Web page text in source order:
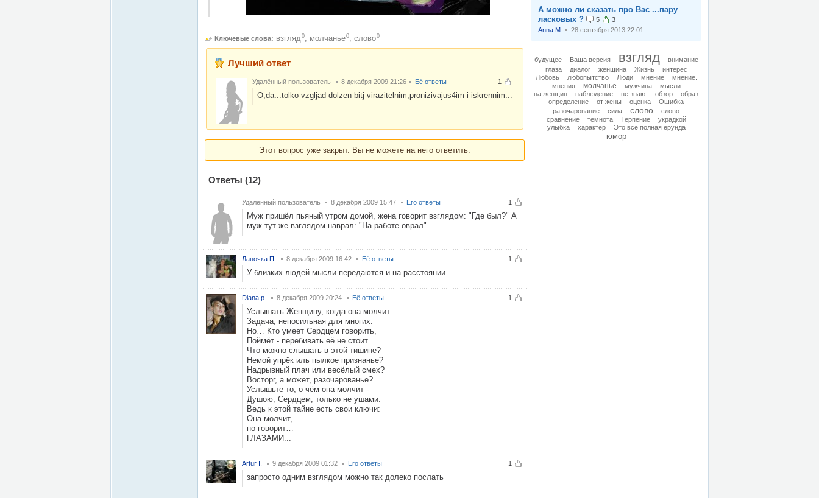
Ключевые слова: взгляд0, молчанье0, словo0
Лучший ответ
1
Удалённый пользователь 8 декабря 2009 21:26 Её ответы
O,da...tolko vzgljad dolzen bitj virazitelnim,pronizivajus4im i iskrennim...
Этот вопрос уже закрыт. Вы не можете на него ответить.
Ответы (12)
1
Удалённый пользователь 8 декабря 2009 15:47 Его ответы
Муж пришёл пьяный утром домой, жена говорит взглядом: "Где был?" А
муж тут же взглядом наврал: "На работе оврал"
1
Ланочка П. 8 декабря 2009 16:42 Её ответы
У близких людей мысли передаются и на расстоянии
1
Diana p. 8 декабря 2009 20:24 Её ответы
Услышать Женщину, когда она молчит…
Задача, непосильная для многих.
Но… Кто умеет Сердцем говорить,
Поймёт - перебивать её не стоит.
Что можно слышать в этой тишине?
Немой упрёк иль пылкое признанье?
Надрывный плач или весёлый смех?
Восторг, а может, разочарованье?
Услышьте то, о чём она молчит -
Душою, Сердцем, только не ушами.
Ведь к этой тайне есть свои ключи:
Она молчит,
но говорит…
ГЛАЗАМИ...
1
Artur I. 9 декабря 2009 01:32 Его ответы
запросто одним взглядом можно так долеко послать
А можно ли сказать про Вас ...пару
ласковых ?
5
3
Anna M.
28 сентября 2013 22:01
будущее Ваша версия взгляд
внимание
глаза
диалог женщина Жизнь
интерес
Любовь
любопытство Люди мнение
мнение.
мнения
молчанье мужчина
мысли
на женщин
наблюдение не знаю. обзор
образ
определение
от жены оценка
Ошибка
разочарование
сила словo
слово
сравнение
темнота Терпение
украдкой
улыбка
характер Это все полная ерунда
юмор